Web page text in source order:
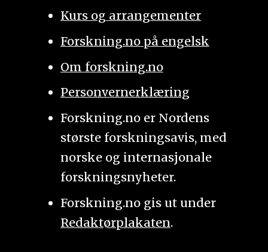
Kurs og arrangementer
Forskning.no på engelsk
Om forskning.no
Personvernerklæring
Forskning.no er Nordens
største forskningsavis, med
norske og internasjonale
forskningsnyheter.
Forskning.no gis ut under
Redaktørplakaten.